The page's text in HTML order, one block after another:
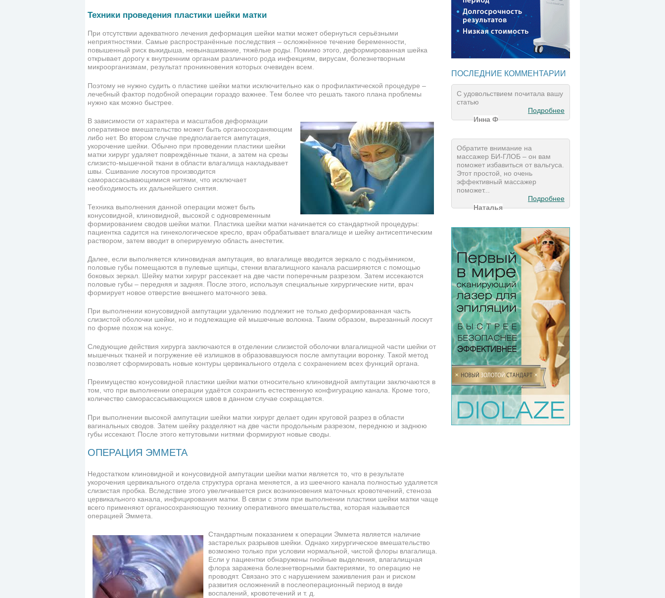
Техники проведения пластики шейки матки
При отсутствии адекватного лечения деформация шейки матки может обернуться серьёзными
неприятностями. Самые распространённые последствия – осложнённое течение беременности,
повышенный риск выкидыша, невынашивание, тяжёлые роды. Помимо этого, деформированная шейка
открывает дорогу к внутренним органам различного рода инфекциям, вирусам, болезнетворным
микроорганизмам, результат проникновения которых очевиден всем.
Поэтому не нужно судить о пластике шейки матки исключительно как о профилактической процедуре –
лечебный фактор подобной операции гораздо важнее. Тем более что решать такого плана проблемы
нужно как можно быстрее.
В зависимости от характера и масштабов деформации
оперативное вмешательство может быть органосохраняющим
либо нет. Во втором случае предполагается ампутация,
укорочение шейки. Обычно при проведении пластики шейки
матки хирург удаляет повреждённые ткани, а затем на срезы
слизисто-мышечной ткани в области влагалища накладывает
швы. Сшивание лоскутов производится
саморассасывающимися нитями, что исключает
необходимость их дальнейшего снятия.
Техника выполнения данной операции может быть
конусовидной, клиновидной, высокой с одновременным
формированием сводов шейки матки. Пластика шейки матки начинается со стандартной процедуры:
пациентка садится на гинекологическое кресло, врач обрабатывает влагалище и шейку антисептическим
раствором, затем вводит в оперируемую область анестетик.
Далее, если выполняется клиновидная ампутация, во влагалище вводится зеркало с подъёмником,
половые губы помещаются в пулевые щипцы, стенки влагалищного канала расширяются с помощью
боковых зеркал. Шейку матки хирург рассекает на две части поперечным разрезом. Затем иссекаются
половые губы – передняя и задняя. После этого, используя специальные хирургические нити, врач
формирует новое отверстие внешнего маточного зева.
При выполнении конусовидной ампутации удалению подлежит не только деформированная часть
слизистой оболочки шейки, но и подлежащие ей мышечные волокна. Таким образом, вырезанный лоскут
по форме похож на конус.
Следующие действия хирурга заключаются в отделении слизистой оболочки влагалищной части шейки от
мышечных тканей и погружение её излишков в образовавшуюся после ампутации воронку. Такой метод
позволяет сформировать новые контуры цервикального отдела с сохранением всех функций органа.
Преимущество конусовидной пластики шейки матки относительно клиновидной ампутации заключаются в
том, что при выполнении операции удаётся сохранить естественную конфигурацию канала. Кроме того,
количество саморассасывающихся швов в данном случае сокращается.
При выполнении высокой ампутации шейки матки хирург делает один круговой разрез в области
вагинальных сводов. Затем шейку разделяют на две части продольным разрезом, переднюю и заднюю
губы иссекают. После этого кетгутовыми нитями формируют новые своды.
ОПЕРАЦИЯ ЭММЕТА
Недостатком клиновидной и конусовидной ампутации шейки матки является то, что в результате
укорочения цервикального отдела структура органа меняется, а из шеечного канала полностью удаляется
слизистая пробка. Вследствие этого увеличивается риск возникновения маточных кровотечений, стеноза
цервикального канала, инфицирования матки. В связи с этим при выполнении пластики шейки матки чаще
всего применяют органосохраняющую технику оперативного вмешательства, которая называется
операцией Эммета.
Стандартным показанием к операции Эммета является наличие
застарелых разрывов шейки. Однако хирургическое вмешательство
возможно только при условии нормальной, чистой флоры влагалища.
Если у пациентки обнаружены гнойные выделения, влагалищная
флора заражена болезнетворными бактериями, то операцию не
проводят. Связано это с нарушением заживления ран и риском
развития осложнений в послеоперационный период в виде
воспалений, кровотечений и т. д.
ПОСЛЕДНИЕ КОММЕНТАРИИ
С удовольствием почитала вашу
статью
Подробнее
Инна Ф
Обратите внимание на
массажер БИ-ГЛОБ – он вам
поможет избавиться от вальгуса.
Этот простой, но очень
эффективный массажер
поможет...
Подробнее
Наталья